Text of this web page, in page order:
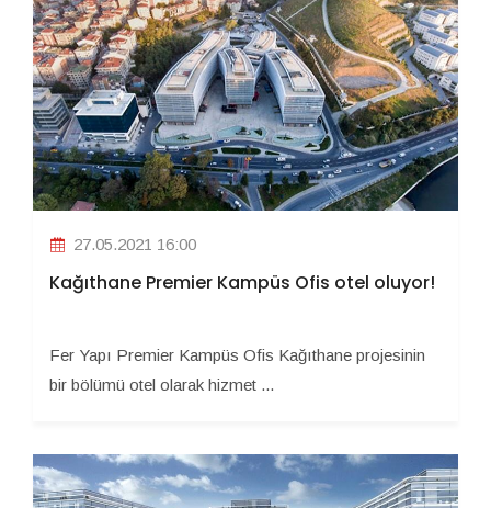
27.05.2021 16:00
Kağıthane Premier Kampüs Ofis otel oluyor!
Fer Yapı Premier Kampüs Ofis Kağıthane projesinin
bir bölümü otel olarak hizmet ...